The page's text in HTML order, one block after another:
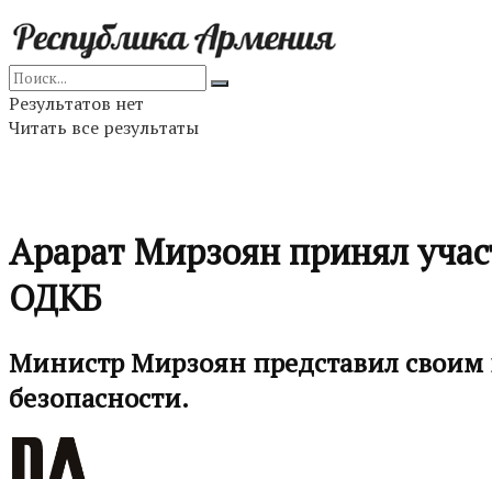
Результатов нет
Читать все результаты
Арарат Мирзоян принял
ОДКБ
Министр Мирзоян представил своим
безопасности.